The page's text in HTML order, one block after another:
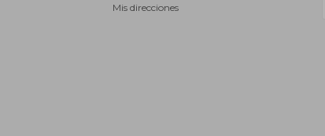
Mis direcciones